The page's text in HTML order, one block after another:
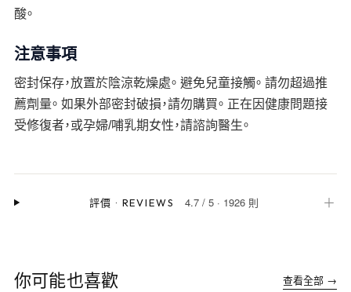
酸。
注意事項
密封保存，放置於陰涼乾燥處。 避免兒童接觸。 請勿超過推
薦劑量。 如果外部密封破損，請勿購買。 正在因健康問題接
受修復者，或孕婦/哺乳期女性，請諮詢醫生。
評價 · REVIEWS 4.7 /5 · 1926 則 ＋
你可能也喜歡 查看全部 →